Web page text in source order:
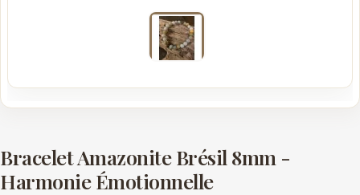
Bracelet Amazonite Brésil 8mm -
Harmonie Émotionnelle